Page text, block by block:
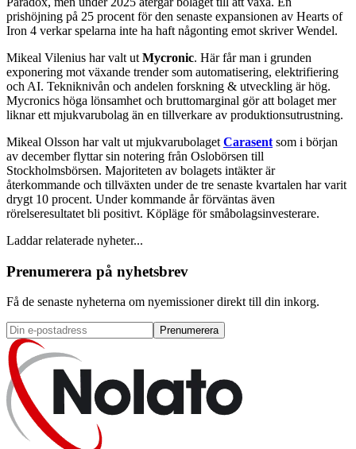
prishöjning på 25 procent för den senaste expansionen av Hearts of
Iron 4 verkar spelarna inte ha haft någonting emot skriver Wendel.
Mikeal Vilenius har valt ut Mycronic. Här får man i grunden
exponering mot växande trender som automatisering, elektrifiering
och AI. Tekniknivån och andelen forskning & utveckling är hög.
Mycronics höga lönsamhet och bruttomarginal gör att bolaget mer
liknar ett mjukvarubolag än en tillverkare av produktionsutrustning.
Mikeal Olsson har valt ut mjukvarubolaget Carasent som i början
av december flyttar sin notering från Oslobörsen till
Stockholmsbörsen. Majoriteten av bolagets intäkter är
återkommande och tillväxten under de tre senaste kvartalen har varit
drygt 10 procent. Under kommande år förväntas även
rörelseresultatet bli positivt. Köpläge för småbolagsinvesterare.
Laddar relaterade nyheter...
Prenumerera på nyhetsbrev
Få de senaste nyheterna om nyemissioner direkt till din inkorg.
Prenumerera